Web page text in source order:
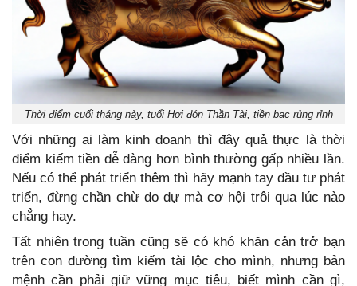
Thời điểm cuối tháng này, tuổi Hợi đón Thần Tài, tiền bạc rủng rỉnh
Với những ai làm kinh doanh thì đây quả thực là thời
điểm kiếm tiền dễ dàng hơn bình thường gấp nhiều lần.
Nếu có thể phát triển thêm thì hãy mạnh tay đầu tư phát
triển, đừng chần chừ do dự mà cơ hội trôi qua lúc nào
chẳng hay.
Tất nhiên trong tuần cũng sẽ có khó khăn cản trở bạn
trên con đường tìm kiếm tài lộc cho mình, nhưng bản
mệnh cần phải giữ vững mục tiêu, biết mình cần gì,